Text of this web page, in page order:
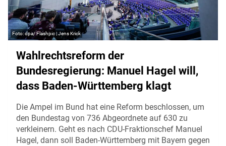
dpa/ Flashpic | Jens Krick
Wahlrechtsreform der
Bundesregierung: Manuel Hagel will,
dass Baden-Württemberg klagt
Die Ampel im Bund hat eine Reform beschlossen, um
den Bundestag von 736 Abgeordnete auf 630 zu
verkleinern. Geht es nach CDU-Fraktionschef Manuel
Hagel, dann soll Baden-Württemberg mit Bayern gegen